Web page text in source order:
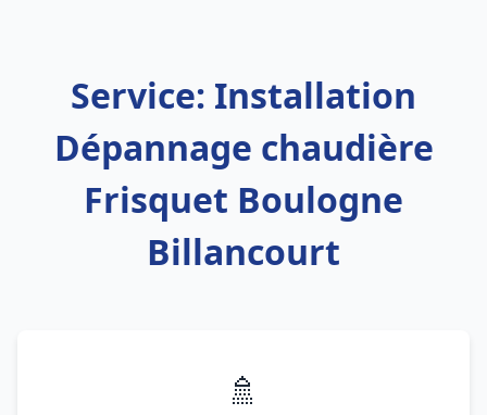
Service: Installation
Dépannage chaudière
Frisquet Boulogne
Billancourt
🚿